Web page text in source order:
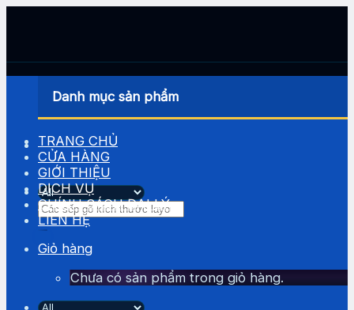
Tìm
kiếm:
Danh mục sản phẩm
TRANG CHỦ
CỬA HÀNG
GIỚI THIỆU
DỊCH VỤ
CHÍNH SÁCH ĐẠI LÝ
LIÊN HỆ
Giỏ hàng
Chưa có sản phẩm trong giỏ hàng.